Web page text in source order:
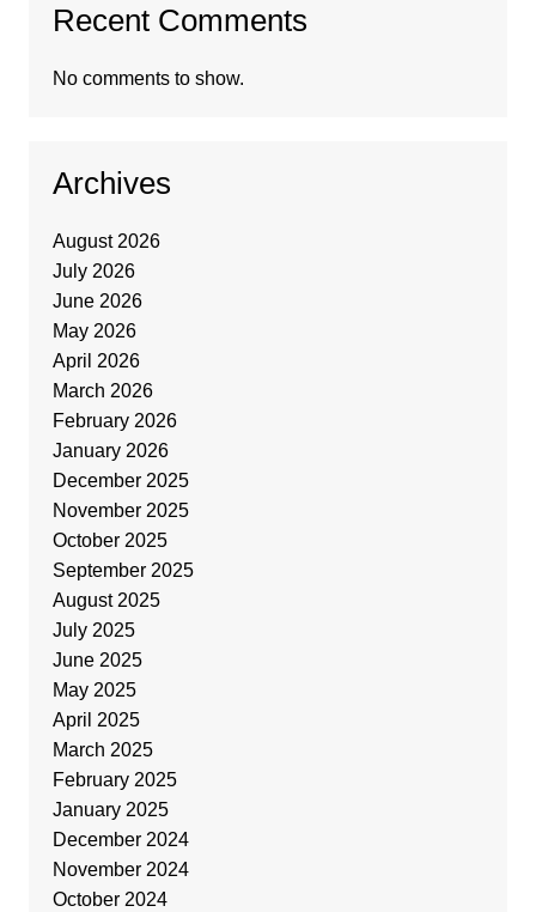
Recent Comments
No comments to show.
Archives
August 2026
July 2026
June 2026
May 2026
April 2026
March 2026
February 2026
January 2026
December 2025
November 2025
October 2025
September 2025
August 2025
July 2025
June 2025
May 2025
April 2025
March 2025
February 2025
January 2025
December 2024
November 2024
October 2024